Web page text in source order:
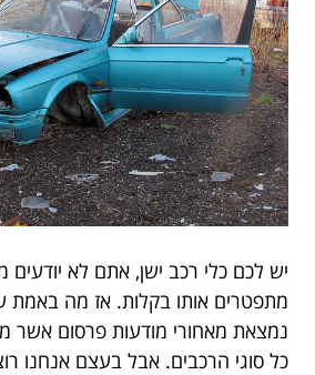
יש לכם כלי רכב ישן, אתם לא יודעים
מתפטרים אותו בקלות. אז מה באמת
נמצאת מאחורי מודעות פרסום אשר
כל סוגי הרכבים. אבל בעצם אנחנו